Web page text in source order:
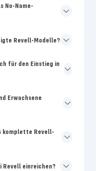
No-Name-
Revell-Modelle?
für den Einstieg in
Erwachsene
komplette Revell-
Revell einreichen?